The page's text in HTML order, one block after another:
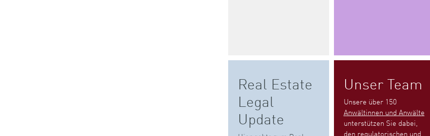
Real Estate
Legal
Update
Unser Team
Unsere über 150
Anwältinnen und Anwälte
unterstützen Sie dabei,
den regulatorischen und